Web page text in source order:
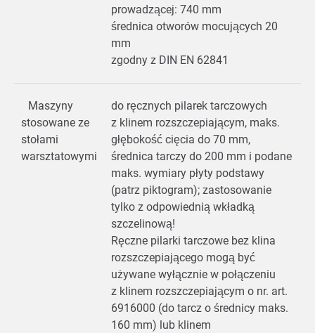
prowadzącej: 740 mm
średnica otworów mocujących 20
mm
zgodny z DIN EN 62841
Maszyny
stosowane ze
stołami
warsztatowymi
do ręcznych pilarek tarczowych
z klinem rozszczepiającym, maks.
głębokość cięcia do 70 mm,
średnica tarczy do 200 mm i podane
maks. wymiary płyty podstawy
(patrz piktogram); zastosowanie
tylko z odpowiednią wkładką
szczelinową!
Ręczne pilarki tarczowe bez klina
rozszczepiającego mogą być
używane wyłącznie w połączeniu
z klinem rozszczepiającym o nr. art.
6916000 (do tarcz o średnicy maks.
160 mm) lub klinem